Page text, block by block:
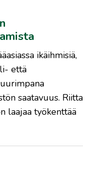
ikäihmisiä,
että
saatavuus. Riitta
laajaa työkenttää